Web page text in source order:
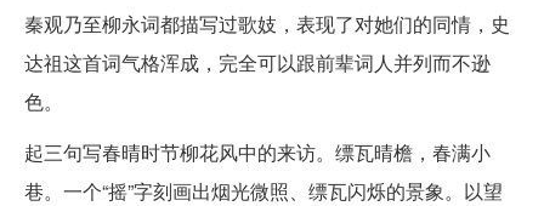
秦观乃至柳永词都描写过歌妓，表现了对她们的同情，史
达祖这首词气格浑成，完全可以跟前辈词人并列而不逊
色。
起三句写春晴时节柳花风中的来访。缥瓦晴檐，春满小
巷。一个“摇”字刻画出烟光微照、缥瓦闪烁的景象。以望